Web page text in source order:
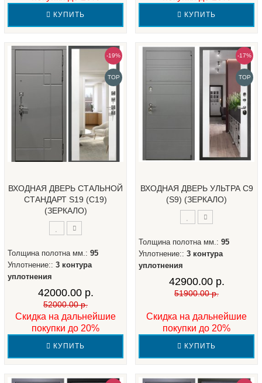
КУПИТЬ КУПИТЬ
-19%
TOP
ВХОДНАЯ ДВЕРЬ СТАЛЬНОЙ
СТАНДАРТ S19 (С19)
(ЗЕРКАЛО)
Толщина полотна мм.: 95
Уплотнение:: 3 контура
уплотнения
42000.00 р.
52000.00 р.
Скидка на дальнейшие
покупки до 20%
КУПИТЬ
-17%
TOP
ВХОДНАЯ ДВЕРЬ УЛЬТРА С9
(S9) (ЗЕРКАЛО)
Толщина полотна мм.: 95
Уплотнение:: 3 контура
уплотнения
42900.00 р.
51900.00 р.
Скидка на дальнейшие
покупки до 20%
КУПИТЬ